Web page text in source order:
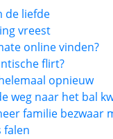
de liefde
vreest
online vinden?
flirt?
opnieuw
weg naar het bal
familie bezwaar
falen